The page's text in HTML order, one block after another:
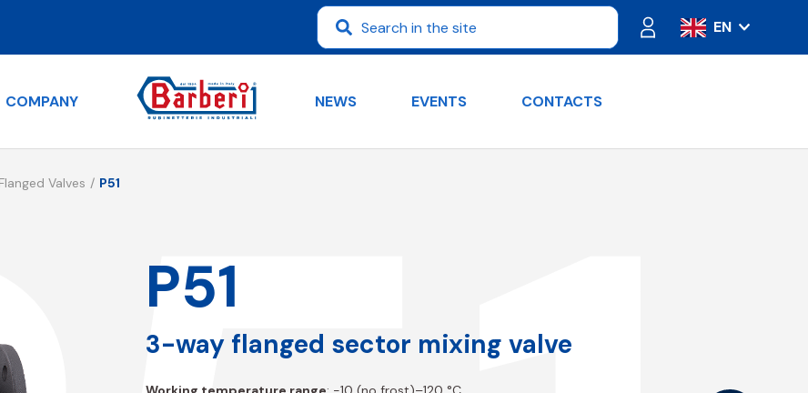
EN
IT
PT
COMPANY NEWS EVENTS CONTACTS
Flanged Valves P51
P51
3-way flanged sector mixing valve